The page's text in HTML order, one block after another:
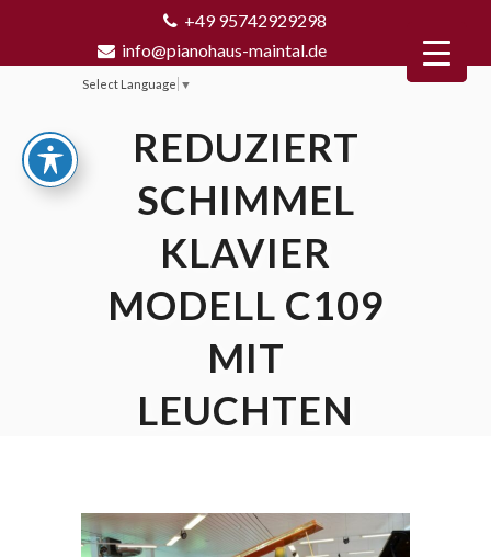
+49 95742929298
info@pianohaus-maintal.de
Select Language ▼
REDUZIERT
SCHIMMEL
KLAVIER
MODELL C109
MIT
LEUCHTEN